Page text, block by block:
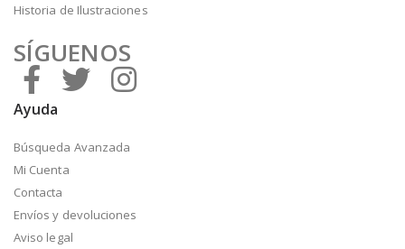
Historia de Ilustraciones
SÍGUENOS
Ayuda
Búsqueda Avanzada
Mi Cuenta
Contacta
Envíos y devoluciones
Aviso legal